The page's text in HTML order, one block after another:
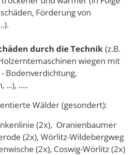
Förderung von
durch die Technik(z.B.
wiegen mit
Bodenverdichtung,
...), .....
Wälder (gesondert):
(2x), Oranienbaumer
(2x), Wörlitz-Wildebergweg
(2x), Coswig-Wörlitz (2x)